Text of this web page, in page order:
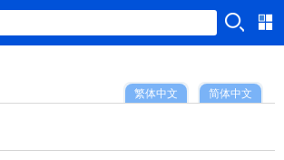
简体中文
繁体中文